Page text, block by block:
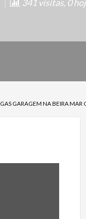
341 visitas, 0
GARAGEM NA BEIRA MAR